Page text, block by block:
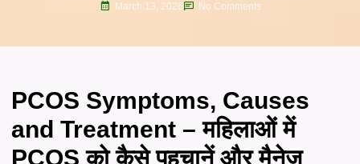
March 13, 2026 No Comments
PCOS Symptoms, Causes
and Treatment – महिलाओं में
PCOS को कैसे पहचानें और मैनेज